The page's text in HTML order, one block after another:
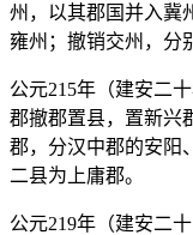
州，以其郡国并入冀
雍州；撤销交州，分
公元215年（建安二
郡撤郡置县，置新兴
郡，分汉中郡的安阳
二县为上庸郡。
公元219年（建安二